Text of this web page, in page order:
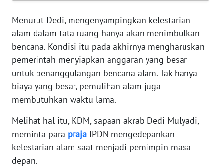
Menurut Dedi, mengenyampingkan kelestarian
alam dalam tata ruang hanya akan menimbulkan
bencana. Kondisi itu pada akhirnya mengharuskan
pemerintah menyiapkan anggaran yang besar
untuk penanggulangan bencana alam. Tak hanya
biaya yang besar, pemulihan alam juga
membutuhkan waktu lama.
Melihat hal itu, KDM, sapaan akrab Dedi Mulyadi,
meminta para praja IPDN mengedepankan
kelestarian alam saat menjadi pemimpin masa
depan.
WN
WN
PAPUA
BARAT
RIAU
WN
SERAMBI